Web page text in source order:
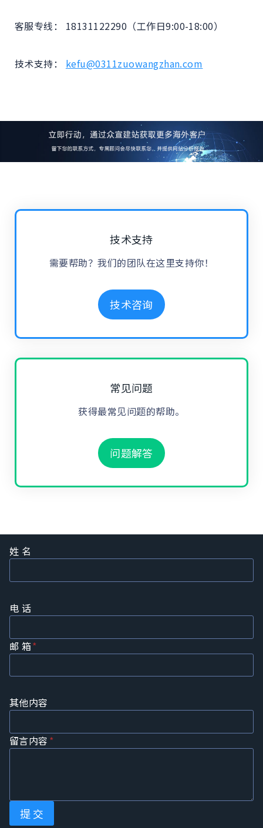
客服专线： 18131122290（工作日9:00-18:00）
技术支持： kefu@0311zuowangzhan.com
技术支持
需要帮助？我们的团队在这里支持你！
技术咨询
常见问题
获得最常见问题的帮助。
问题解答
姓 名
电 话
邮 箱*
其他内容
留言内容 *
提 交